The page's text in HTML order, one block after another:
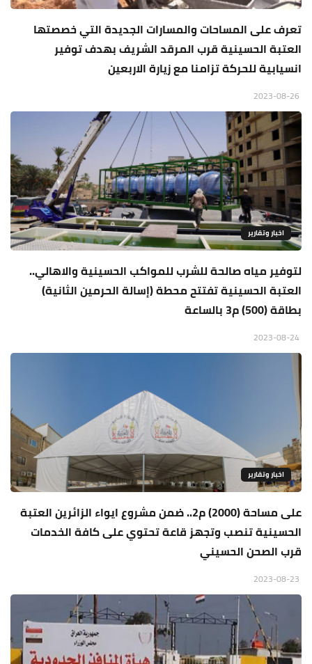
تعرف على المساحات والمسارات الجديدة التي خصصتها
العتبة الحسينية قرب المرقد الشريف بهدف توفير
انسيابية للحركة تزامنا مع زيارة الاربعين
اخبار وتقارير
لتوفير مياه صالحة للشرب للمواكب الحسينية والاهالي..
العتبة الحسينية تفتتح محطة (إسالة الحرمين الثانية)
بطاقة (500) م3 بالساعة
اخبار وتقارير
على مساحة (2000) م2.. ضمن مشروع ايواء الزائرين العتبة
الحسينية تنصب وتجهز قاعة تحتوي على كافة الخدمات
قرب الصحن الحسيني